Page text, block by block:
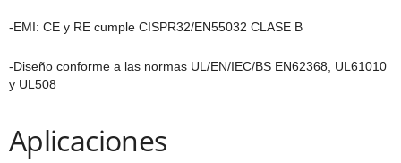
-EMI: CE y RE cumple CISPR32/EN55032 CLASE B
-Diseño conforme a las normas UL/EN/IEC/BS EN62368, UL61010
y UL508
Aplicaciones